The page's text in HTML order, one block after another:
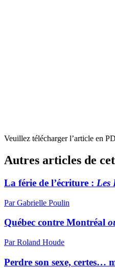
Veuillez télécharger l’article en
Autres articles de
La férie de l’écriture : Les
Par Gabrielle Poulin
Québec contre Montréal
Par Roland Houde
Perdre son sexe, certes…